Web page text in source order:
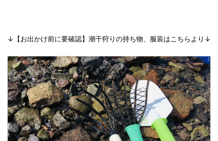
↓【お出かけ前に要確認】潮干狩りの持ち物、服装はこちらより↓